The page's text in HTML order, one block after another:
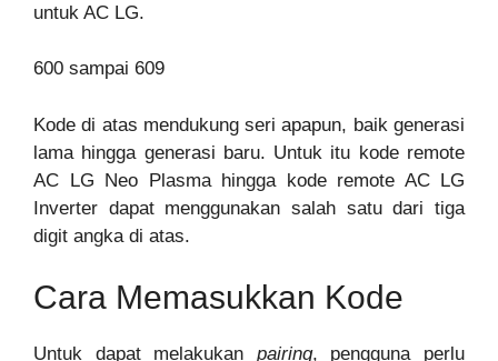
untuk AC LG.
600 sampai 609
Kode di atas mendukung seri apapun, baik generasi
lama hingga generasi baru. Untuk itu kode remote
AC LG Neo Plasma hingga kode remote AC LG
Inverter dapat menggunakan salah satu dari tiga
digit angka di atas.
Cara Memasukkan Kode
Untuk dapat melakukan pairing, pengguna perlu